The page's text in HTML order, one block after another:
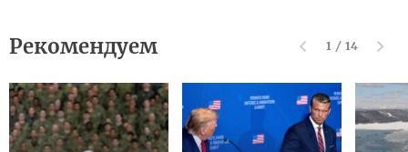
Рекомендуем 1 / 14